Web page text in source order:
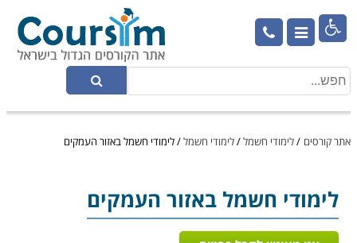

אתר קורסים /לימודי חשמל/לימודי חשמל/לימודי חשמל באזור העמקים
לימודי חשמלבאזור העמקים